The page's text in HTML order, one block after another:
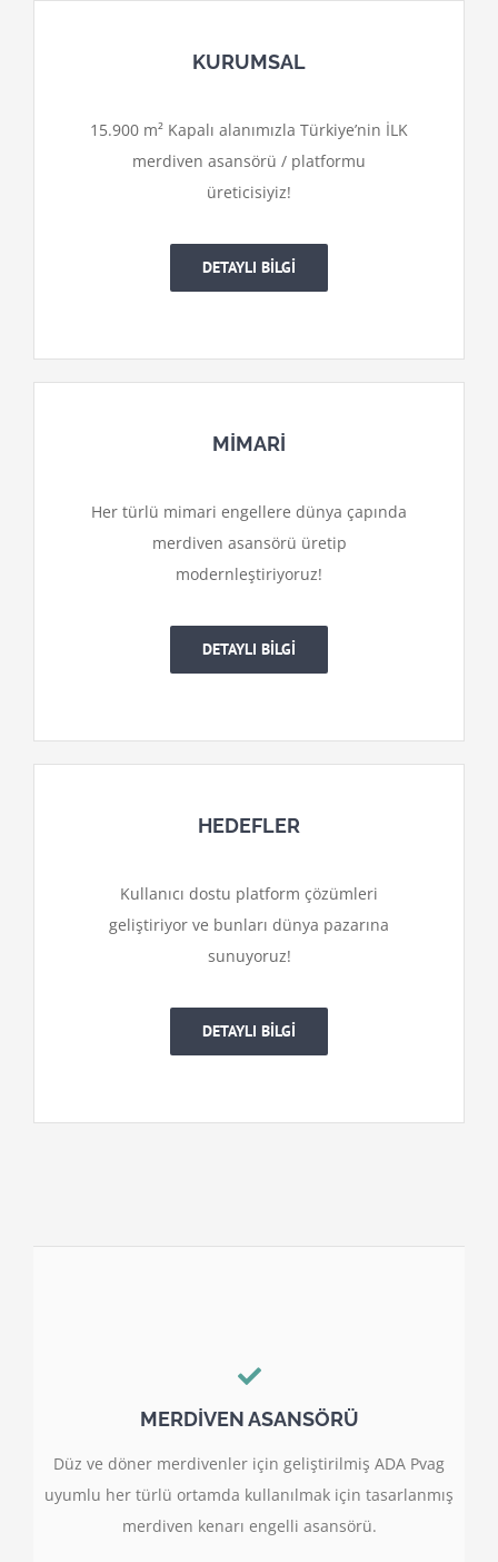
KURUMSAL
15.900 m² Kapalı alanımızla Türkiye’nin İLK
merdiven asansörü / platformu
üreticisiyiz!
DETAYLI BİLGİ
MİMARİ
Her türlü mimari engellere dünya çapında
merdiven asansörü üretip
modernleştiriyoruz!
DETAYLI BİLGİ
HEDEFLER
Kullanıcı dostu platform çözümleri
geliştiriyor ve bunları dünya pazarına
sunuyoruz!
DETAYLI BİLGİ
MERDİVEN ASANSÖRÜ
Düz ve döner merdivenler için geliştirilmiş ADA Pvag
uyumlu her türlü ortamda kullanılmak için tasarlanmış
merdiven kenarı engelli asansörü.